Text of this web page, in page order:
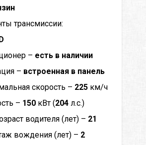
трансмиссии:
– есть в наличии
– встроенная в панель
скорость – 225 км/ч
– 150 кВт (204 л.с.)
водителя (лет) – 21
вождения (лет) – 2